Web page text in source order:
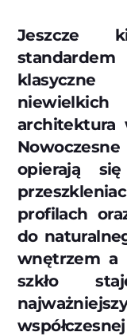
Jeszcze
architektura
opierają
profilach
do
wnętrzem a
szkło